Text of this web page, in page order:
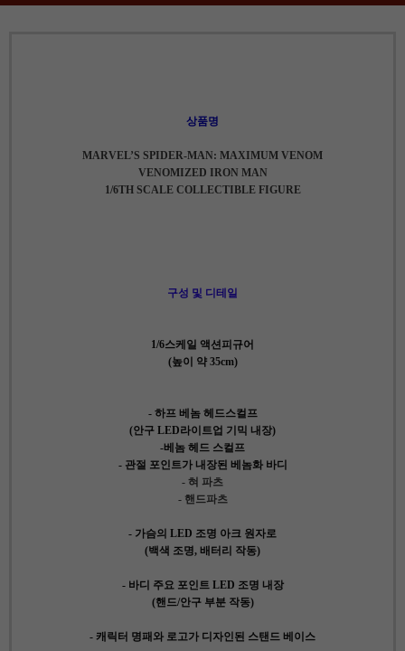
상품명
MARVEL’S SPIDER-MAN: MAXIMUM VENOM
VENOMIZED IRON MAN
1/6TH SCALE COLLECTIBLE FIGURE
구성 및 디테일
1/6스케일 액션피규어
(높이 약 35cm)
- 하프 베놈 헤드스컬프
(안구 LED라이트업 기믹 내장)
-베놈 헤드 스컬프
- 관절 포인트가 내장된 베놈화 바디
- 혀 파츠
- 핸드파츠
- 가슴의 LED 조명 아크 원자로
(백색 조명, 배터리 작동)
- 바디 주요 포인트 LED 조명 내장
(핸드/안구 부분 작동)
- 캐릭터 명패와 로고가 디자인된 스탠드 베이스